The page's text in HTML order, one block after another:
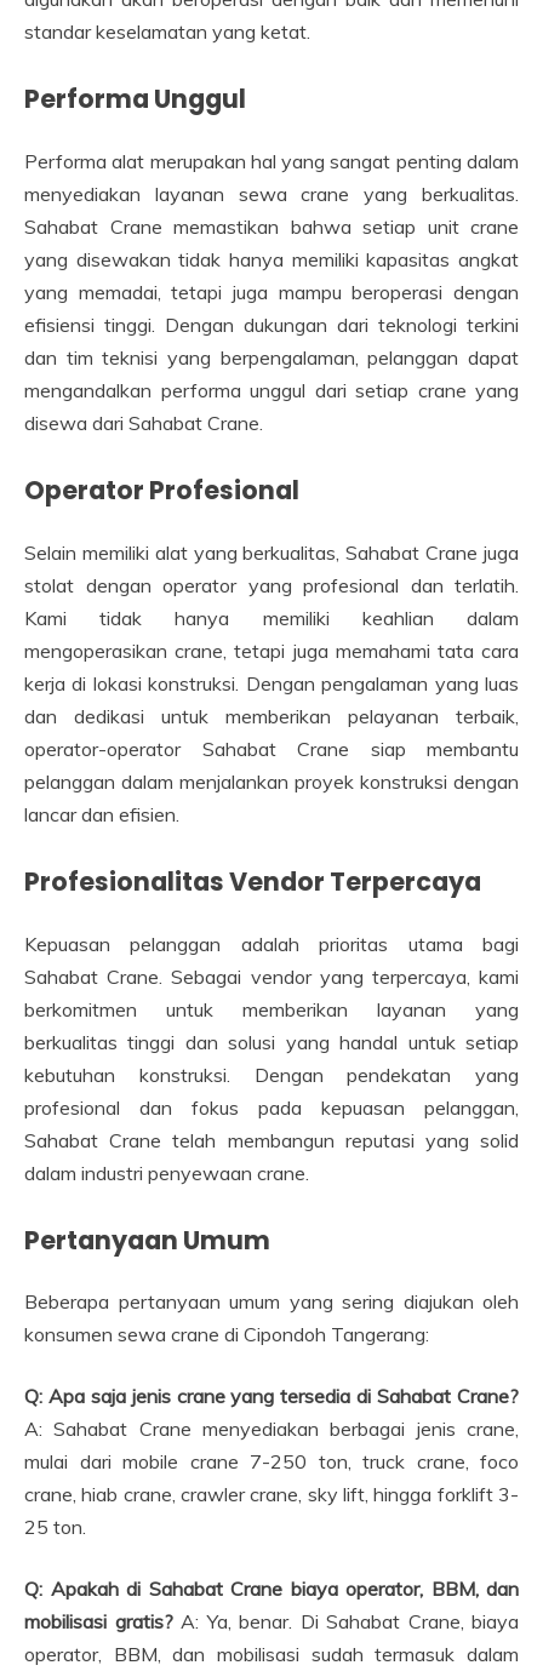
standar keselamatan yang ketat.
Performa Unggul
Performa alat merupakan hal yang sangat penting dalam
menyediakan layanan sewa crane yang berkualitas.
Sahabat Crane memastikan bahwa setiap unit crane
yang disewakan tidak hanya memiliki kapasitas angkat
yang memadai, tetapi juga mampu beroperasi dengan
efisiensi tinggi. Dengan dukungan dari teknologi terkini
dan tim teknisi yang berpengalaman, pelanggan dapat
mengandalkan performa unggul dari setiap crane yang
disewa dari Sahabat Crane.
Operator Profesional
Selain memiliki alat yang berkualitas, Sahabat Crane juga
stolat dengan operator yang profesional dan terlatih.
Kami tidak hanya memiliki keahlian dalam
mengoperasikan crane, tetapi juga memahami tata cara
kerja di lokasi konstruksi. Dengan pengalaman yang luas
dan dedikasi untuk memberikan pelayanan terbaik,
operator-operator Sahabat Crane siap membantu
pelanggan dalam menjalankan proyek konstruksi dengan
lancar dan efisien.
Profesionalitas Vendor Terpercaya
Kepuasan pelanggan adalah prioritas utama bagi
Sahabat Crane. Sebagai vendor yang terpercaya, kami
berkomitmen untuk memberikan layanan yang
berkualitas tinggi dan solusi yang handal untuk setiap
kebutuhan konstruksi. Dengan pendekatan yang
profesional dan fokus pada kepuasan pelanggan,
Sahabat Crane telah membangun reputasi yang solid
dalam industri penyewaan crane.
Pertanyaan Umum
Beberapa pertanyaan umum yang sering diajukan oleh
konsumen sewa crane di Cipondoh Tangerang:
Q: Apa saja jenis crane yang tersedia di Sahabat Crane?
A: Sahabat Crane menyediakan berbagai jenis crane,
mulai dari mobile crane 7-250 ton, truck crane, foco
crane, hiab crane, crawler crane, sky lift, hingga forklift 3-
25 ton.
Q: Apakah di Sahabat Crane biaya operator, BBM, dan
mobilisasi gratis?A: Ya, benar. Di Sahabat Crane, biaya
operator, BBM, dan mobilisasi sudah termasuk dalam